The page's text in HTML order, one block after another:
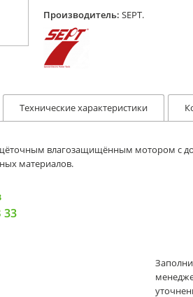
Производитель: SEPT.
Технические характеристики
влагозащищённым мотором с
материалов.
33